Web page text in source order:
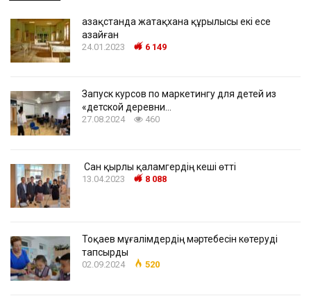
Қазақстанда жатақхана құрылысы екі есе
азайған
24.01.2023 6 149
Запуск курсов по маркетингу для детей из
«детской деревни…
27.08.2024 460
Сан қырлы қаламгердің кеші өтті
13.04.2023 8 088
Тоқаев мұғалімдердің мәртебесін көтеруді
тапсырды
02.09.2024 520